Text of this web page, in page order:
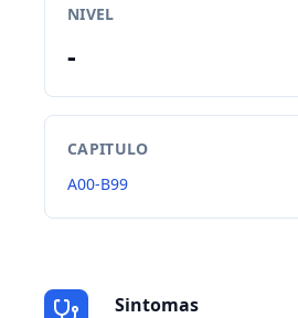
NIVEL
-
CAPITULO
A00-B99
Sintomas